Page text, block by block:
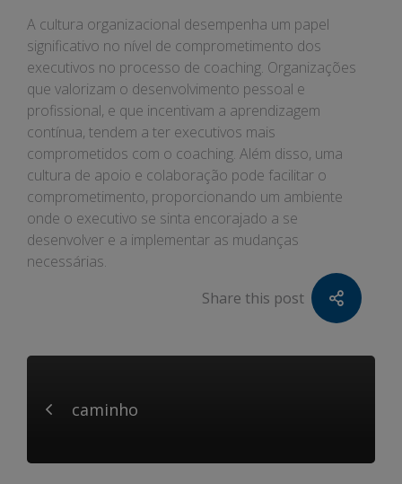
A cultura organizacional desempenha um papel
significativo no nível de comprometimento dos
executivos no processo de coaching. Organizações
que valorizam o desenvolvimento pessoal e
profissional, e que incentivam a aprendizagem
contínua, tendem a ter executivos mais
comprometidos com o coaching. Além disso, uma
cultura de apoio e colaboração pode facilitar o
comprometimento, proporcionando um ambiente
onde o executivo se sinta encorajado a se
desenvolver e a implementar as mudanças
necessárias.
Share this post
caminho